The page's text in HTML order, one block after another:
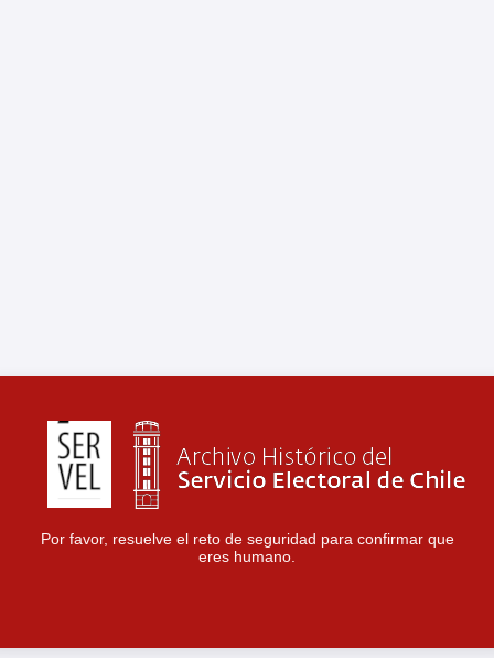
Por favor, resuelve el reto de seguridad para confirmar que
eres humano.